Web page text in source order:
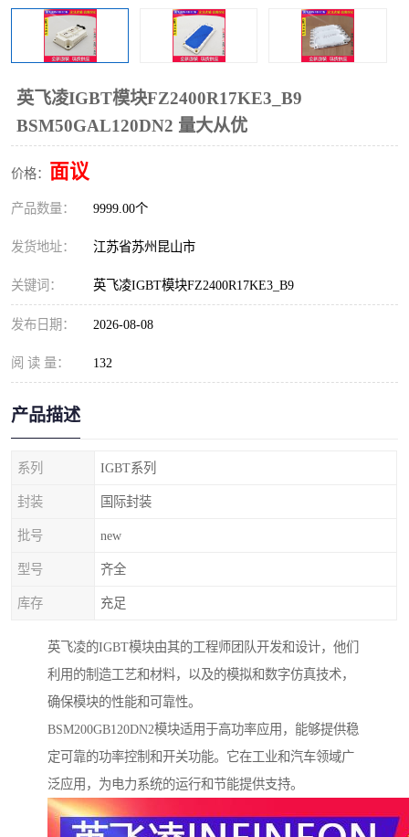
英飞凌IGBT模块FZ2400R17KE3_B9
BSM50GAL120DN2 量大从优
价格： 面议
产品数量： 9999.00个
发货地址： 江苏省苏州昆山市
关键词： 英飞凌IGBT模块FZ2400R17KE3_B9
发布日期： 2026-08-08
阅 读 量： 132
产品描述
系列 IGBT系列
封装 国际封装
批号 new
型号 齐全
库存 充足
英飞凌的IGBT模块由其的工程师团队开发和设计，他们
利用的制造工艺和材料，以及的模拟和数字仿真技术，
确保模块的性能和可靠性。
BSM200GB120DN2模块适用于高功率应用，能够提供稳
定可靠的功率控制和开关功能。它在工业和汽车领域广
泛应用，为电力系统的运行和节能提供支持。